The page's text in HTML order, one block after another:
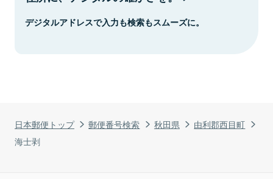
日本郵便トップ 郵便番号検索 秋田県
由利郡西目町
海士剥
デジタルアドレスで入力も検索もスムーズに。